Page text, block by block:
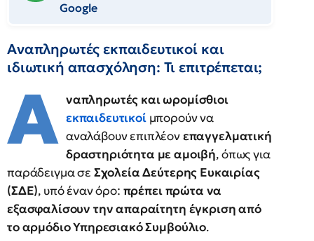
Google
Αναπληρωτές εκπαιδευτικοί και
ιδιωτική απασχόληση: Τι επιτρέπεται;
Α ναπληρωτές και ωρομίσθιοι
εκπαιδευτικοί μπορούν να
αναλάβουν επιπλέονεπαγγελματική
δραστηριότητα με αμοιβή, όπως για
παράδειγμα σε Σχολεία Δεύτερης Ευκαιρίας
(ΣΔΕ), υπό έναν όρο: πρέπει πρώτα να
εξασφαλίσουν την απαραίτητη έγκριση από
το αρμόδιο Υπηρεσιακό Συμβούλιο.